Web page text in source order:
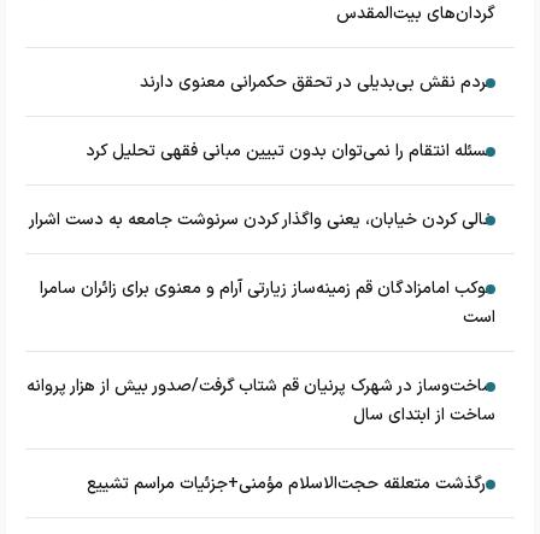
گردان‌های بیت‌المقدس
مردم نقش بی‌بدیلی در تحقق حکمرانی معنوی دارند
مسئله انتقام را نمی‌توان بدون تبیین مبانی فقهی تحلیل کرد
خالی کردن خیابان، یعنی واگذار کردن سرنوشت جامعه به دست اشرار
موکب امامزادگان قم زمینه‌ساز زیارتی آرام و معنوی برای زائران سامرا
است
ساخت‌وساز در شهرک پرنیان قم شتاب گرفت/صدور بیش از هزار پروانه
ساخت از ابتدای سال
درگذشت متعلقه حجت‌الاسلام مؤمنی+جزئیات مراسم تشییع